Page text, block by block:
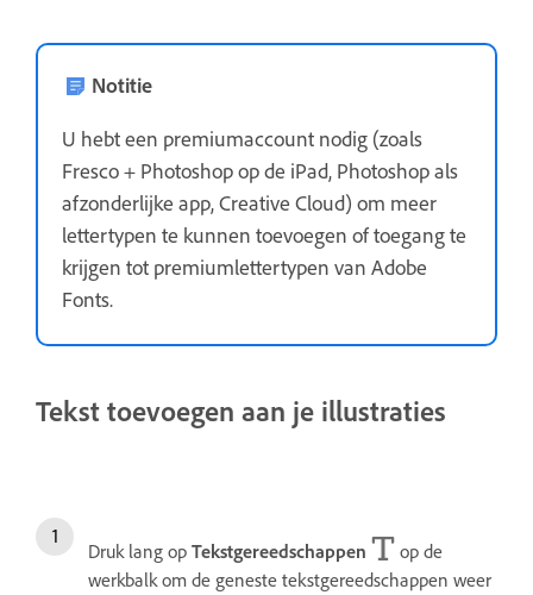
Notitie
U hebt een premiumaccount nodig (zoals
Fresco + Photoshop op de iPad, Photoshop als
afzonderlijke app, Creative Cloud) om meer
lettertypen te kunnen toevoegen of toegang te
krijgen tot premiumlettertypen van Adobe
Fonts.
Tekst toevoegen aan je illustraties
Druk lang op Tekstgereedschappen
op de
werkbalk om de geneste tekstgereedschappen weer